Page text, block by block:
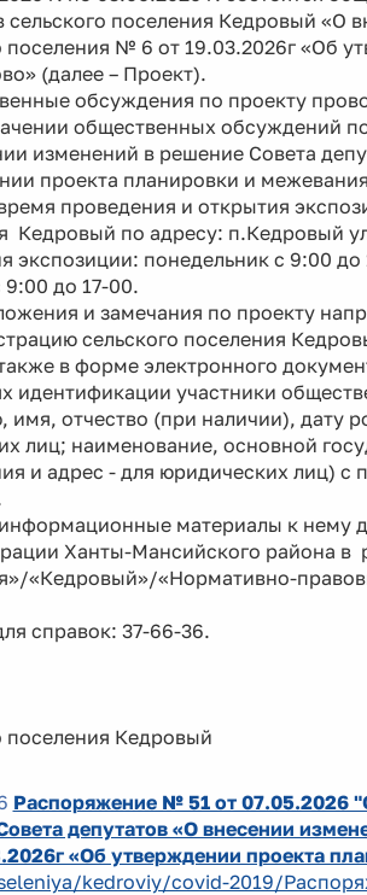
сельского поселения Кедровый «О
поселения № 6 от 19.03.2026г «Об
(далее – Проект).
обсуждения по проекту
общественных обсуждений
изменений в решение Совета
проекта планировки и
проведения и открытия
Кедровый по адресу: п.Кедровый
экспозиции: понедельник с 9:00
9:00 до 17-00.
и замечания по проекту
сельского поселения
в форме электронного
участники
отчество (при наличии), дату
лиц; наименование, основной
и адрес - для юридических лиц)
материалы к нему
Ханты-Мансийского района в
«Кедровый»/«Нормативно-
справок: 37-66-36.
поселения Кедровый
Распоряжение № 51 от 07.05.2026
депутатов «О внесении
«Об утверждении проекта
kedroviy/covid-2019/